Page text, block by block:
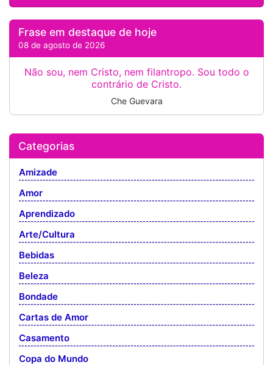
Frase em destaque de hoje
08 de agosto de 2026
Não sou, nem Cristo, nem filantropo. Sou todo o
contrário de Cristo.
Che Guevara
Categorias
Amizade
Amor
Aprendizado
Arte/Cultura
Bebidas
Beleza
Bondade
Cartas de Amor
Casamento
Copa do Mundo